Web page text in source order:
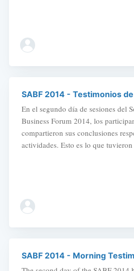
SABF 2014 - Testimonios
En el segundo día de sesiones del
Business Forum 2014, los
compartieron sus conclusiones
actividades. Esto es lo que
SABF 2014 - Morning